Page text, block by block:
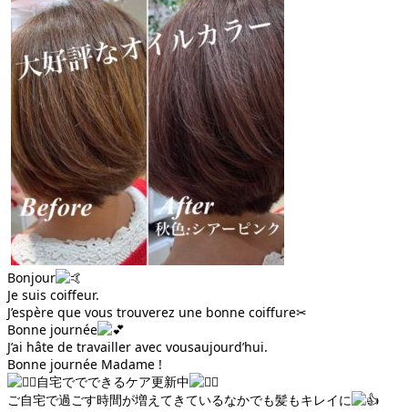
Bonjour
Je suis coiffeur.
J’espère que vous trouverez une bonne coiffure✂︎
Bonne journée
J’ai hâte de travailler avec vousaujourd’hui.
Bonne journée Madame !
自宅ででできるケア更新中
ご自宅で過ごす時間が増えてきているなかでも髪もキレイに